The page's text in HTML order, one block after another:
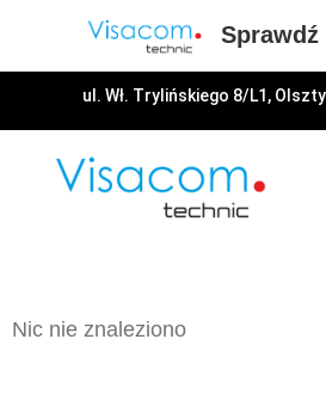
ul. Wł. Trylińskiego 8/L1,
Nic nie znaleziono